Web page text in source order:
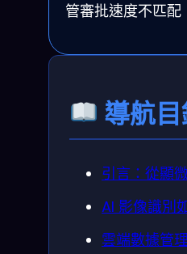
管審批速度不匹配
導航
引言：從顯
AI 影像識別
雲端數據管